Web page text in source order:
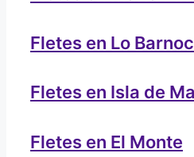
Fletes en Lo
Fletes en Isla de
Fletes en El Monte